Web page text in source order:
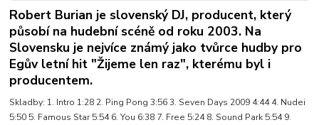
Robert Burian je slovenský DJ, producent, který
působí na hudební scéně od roku 2003. Na
Slovensku je nejvíce známý jako tvůrce hudby pro
Egův letní hit "Žijeme len raz", kterému byl i
producentem.
Skladby: 1. Intro 1:28 2. Ping Pong 3:56 3. Seven Days 2009 4:44 4. Nudei
5:50 5. Famous Star 5:54 6. You 6:38 7. Free 5:24 8. Sound Park 5:54 9.